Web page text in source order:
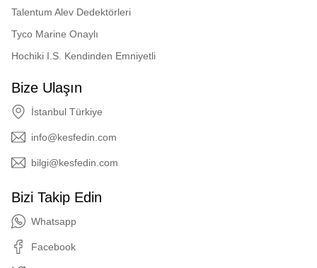
Talentum Alev Dedektörleri
Tyco Marine Onaylı
Hochiki I.S. Kendinden Emniyetli
Bize Ulaşın
İstanbul Türkiye
info@kesfedin.com
bilgi@kesfedin.com
Bizi Takip Edin
Whatsapp
Facebook